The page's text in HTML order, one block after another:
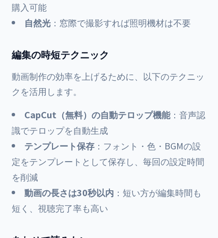
購入可能
自然光 ：窓際で撮影すれば照明機材は不要
編集の時短テクニック
動画制作の効率を上げるために、以下のテクニッ
クを活用します。
CapCut（無料）の自動テロップ機能：音声認
識でテロップを自動生成
テンプレート保存 ：フォント・色・BGMの設
定をテンプレートとして保存し、毎回の設定時間
を削減
動画の長さは30秒以内 ：短い方が編集時間も
短く、視聴完了率も高い